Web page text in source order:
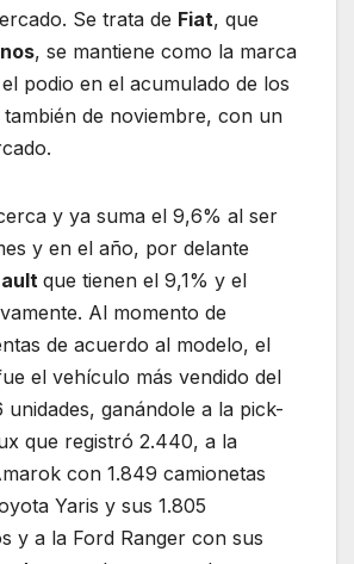
Se trata de Fiat, que
, se mantiene como la marca
podio en el acumulado de los
de noviembre, con un
y ya suma el 9,6% al ser
y en el año, por delante
que tienen el 9,1% y el
Al momento de
de acuerdo al modelo, el
el vehículo más vendido del
unidades, ganándole a la pick-
que registró 2.440, a la
con 1.849 camionetas
Yaris y sus 1.805
y a la Ford Ranger con sus